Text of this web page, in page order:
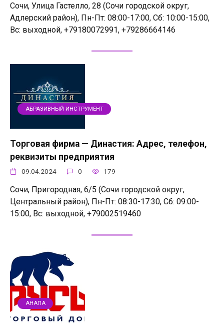
Сочи, Улица Гастелло, 28 (Сочи городской округ,
Адлерский район), Пн-Пт: 08:00-17:00, Сб: 10:00-15:00,
Вс: выходной, +79180072991, +79286664146
АБРАЗИВНЫЙ ИНСТРУМЕНТ
Торговая фирма — Династия: Адрес, телефон,
реквизиты предприятия
09.04.2024 0 179
Сочи, Пригородная, 6/5 (Сочи городской округ,
Центральный район), Пн-Пт: 08:30-17:30, Сб: 09:00-
15:00, Вс: выходной, +79002519460
АНАПА